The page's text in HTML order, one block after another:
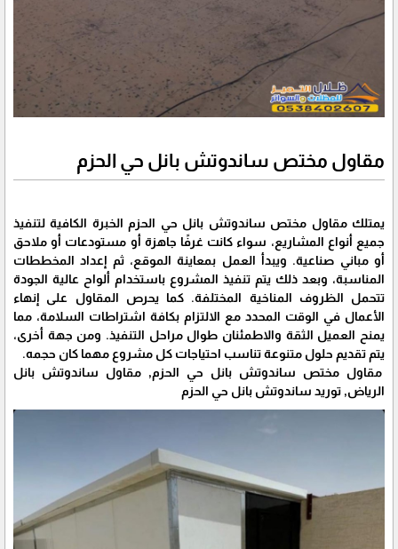
مقاول مختص ساندوتش بانل حي الحزم
يمتلك مقاول مختص ساندوتش بانل حي الحزم الخبرة الكافية لتنفيذ
جميع أنواع المشاريع، سواء كانت غرفًا جاهزة أو مستودعات أو ملاحق
أو مباني صناعية. ويبدأ العمل بمعاينة الموقع، ثم إعداد المخططات
المناسبة، وبعد ذلك يتم تنفيذ المشروع باستخدام ألواح عالية الجودة
تتحمل الظروف المناخية المختلفة. كما يحرص المقاول على إنهاء
الأعمال في الوقت المحدد مع الالتزام بكافة اشتراطات السلامة، مما
يمنح العميل الثقة والاطمئنان طوال مراحل التنفيذ. ومن جهة أخرى،
يتم تقديم حلول متنوعة تناسب احتياجات كل مشروع مهما كان حجمه.
مقاول مختص ساندوتش بانل حي الحزم, مقاول ساندوتش بانل
الرياض, توريد ساندوتش بانل حي الحزم